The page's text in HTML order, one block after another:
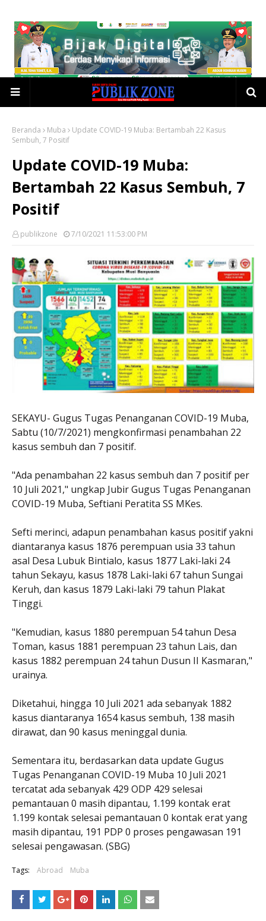
Beranda Muba
Update COVID-19 Muba: Bertambah 22 Kasus
Sembuh, 7 Positif
Update COVID-19 Muba:
Bertambah 22 Kasus Sembuh, 7
Positif
publikzone 7/10/2021 11:53:00 PM
SEKAYU- Gugus Tugas Penanganan COVID-19 Muba,
Sabtu (10/7/2021) mengkonfirmasi penambahan 22
kasus sembuh dan 7 positif.
"Ada penambahan 22 kasus sembuh dan 7 positif per
10 Juli 2021," ungkap Jubir Gugus Tugas Penanganan
COVID-19 Muba, Seftiani Peratita SS MKes.
Sefti merinci, adapun penambahan kasus positif yakni
diantaranya kasus 1876 perempuan usia 33 tahun
asal Desa Lubuk Bintialo, kasus 1877 Laki-laki 24
tahun Sekayu, kasus 1878 Laki-laki 67 tahun Sungai
Keruh, dan kasus 1879 Laki-laki 79 tahun Plakat
Tinggi.
"Kemudian, kasus 1880 perempuan 54 tahun Desa
Toman, kasus 1881 perempuan 23 tahun Lais, dan
kasus 1882 perempuan 24 tahun Dusun II Kasmaran,"
urainya.
Diketahui, hingga 10 Juli 2021 ada sebanyak 1882
kasus diantaranya 1654 kasus sembuh, 138 masih
dirawat, dan 90 kasus meninggal dunia.
Sementara itu, berdasarkan data update Gugus
Tugas Penanganan COVID-19 Muba 10 Juli 2021
tercatat ada sebanyak 429 ODP 429 selesai
pemantauan 0 masih dipantau, 1.199 kontak erat
1.199 kontak selesai pemantauan 0 kontak erat yang
masih dipantau, 191 PDP 0 proses pengawasan 191
selesai pengawasan. (SBG)
Tags: Abroad Muba